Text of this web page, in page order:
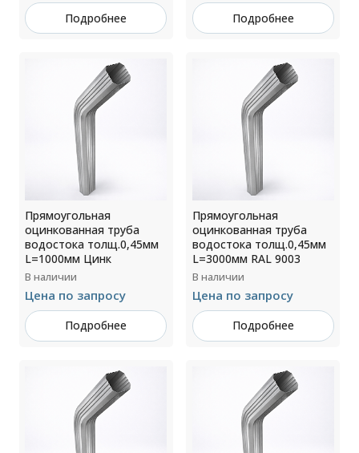
Подробнее Подробнее
Прямоугольная
оцинкованная труба
водостока толщ.0,45мм
L=1000мм Цинк
В наличии
Цена по запросу
Подробнее
Прямоугольная
оцинкованная труба
водостока толщ.0,45мм
L=3000мм RAL 9003
В наличии
Цена по запросу
Подробнее